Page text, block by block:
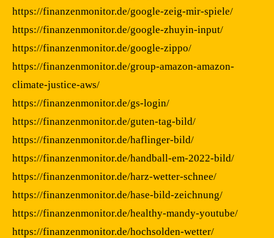
https://finanzenmonitor.de/google-zeig-mir-spiele/
https://finanzenmonitor.de/google-zhuyin-input/
https://finanzenmonitor.de/google-zippo/
https://finanzenmonitor.de/group-amazon-amazon-
climate-justice-aws/
https://finanzenmonitor.de/gs-login/
https://finanzenmonitor.de/guten-tag-bild/
https://finanzenmonitor.de/haflinger-bild/
https://finanzenmonitor.de/handball-em-2022-bild/
https://finanzenmonitor.de/harz-wetter-schnee/
https://finanzenmonitor.de/hase-bild-zeichnung/
https://finanzenmonitor.de/healthy-mandy-youtube/
https://finanzenmonitor.de/hochsolden-wetter/